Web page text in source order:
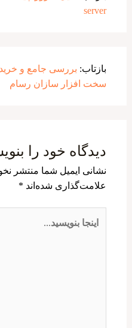
server
بازتاب:
سخت افزار سازان رسام
دیدگاه‌ خود را
نشانی ایمیل شما منتشر
علامت‌گذاری شده‌اند *
بنویسید…